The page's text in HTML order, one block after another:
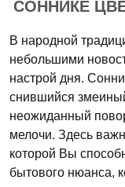
СОННИКЕ
В народной
небольшими
настрой дня.
снившийся
неожиданный
мелочи. Здесь
которой Вы
бытового нюанса,